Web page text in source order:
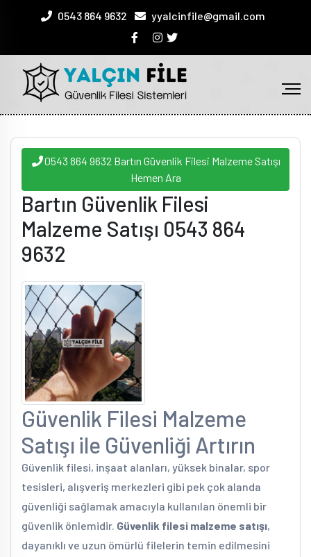
0543 864 9632 yyalcinfile@gmail.com
0543 864 9632 Bartın Güvenlik Filesi Malzeme Satışı
Hemen Ara
Bartın Güvenlik Filesi
Malzeme Satışı 0543 864
9632
Güvenlik Filesi Malzeme
Satışı ile Güvenliği Artırın
Güvenlik filesi, inşaat alanları, yüksek binalar, spor
tesisleri, alışveriş merkezleri gibi pek çok alanda
güvenliği sağlamak amacıyla kullanılan önemli bir
güvenlik önlemidir. Güvenlik filesi malzeme satışı,
dayanıklı ve uzun ömürlü filelerin temin edilmesini